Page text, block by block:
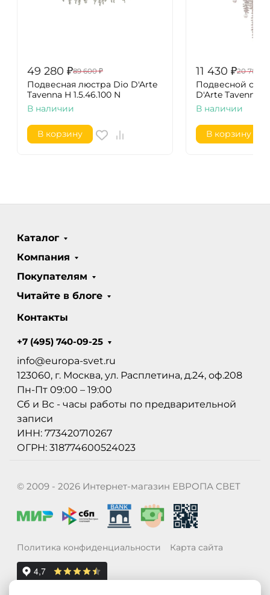
49 280 ₽89 600 ₽
Подвесная люстра Dio D'Arte
Tavenna H 1.5.46.100 N
В наличии
В корзину
11 430 ₽20 780
Подвесной
D'Arte Tavenna H
В наличии
В корзину
Каталог
Компания
Покупателям
Читайте в блоге
Контакты
+7 (495) 740-09-25
info@europa-svet.ru
123060, г. Москва, ул. Расплетина, д.24, оф.208
Пн-Пт 09:00 – 19:00
Сб и Вс - часы работы по предварительной
записи
ИНН: 773420710267
ОГРН: 318774600524023
© 2009 - 2026 Интернет-магазин ЕВРОПА СВЕТ
Политика конфиденциальности Карта сайта